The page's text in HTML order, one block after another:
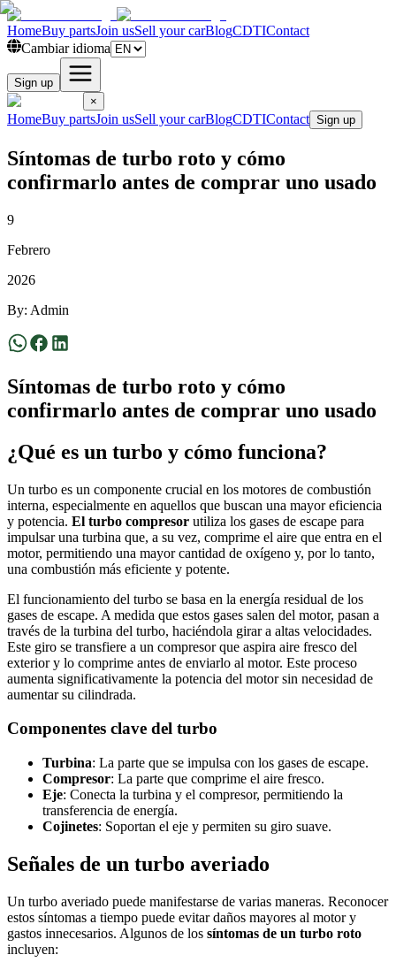
HomeBuy partsJoin usSell your carBlogCDTIContact
Cambiar idioma
Sign up
×
HomeBuy partsJoin usSell your carBlogCDTIContact Sign up
Síntomas de turbo roto y cómo
confirmarlo antes de comprar uno usado
9
Febrero
2026
By: Admin
Síntomas de turbo roto y cómo
confirmarlo antes de comprar uno usado
¿Qué es un turbo y cómo funciona?
Un turbo es un componente crucial en los motores de combustión
interna, especialmente en aquellos que buscan una mayor eficiencia
y potencia. El turbo compresor utiliza los gases de escape para
impulsar una turbina que, a su vez, comprime el aire que entra en el
motor, permitiendo una mayor cantidad de oxígeno y, por lo tanto,
una combustión más eficiente y potente.
El funcionamiento del turbo se basa en la energía residual de los
gases de escape. A medida que estos gases salen del motor, pasan a
través de la turbina del turbo, haciéndola girar a altas velocidades.
Este giro se transfiere a un compresor que aspira aire fresco del
exterior y lo comprime antes de enviarlo al motor. Este proceso
aumenta significativamente la potencia del motor sin necesidad de
aumentar su cilindrada.
Componentes clave del turbo
Turbina: La parte que se impulsa con los gases de escape.
Compresor: La parte que comprime el aire fresco.
Eje: Conecta la turbina y el compresor, permitiendo la
transferencia de energía.
Cojinetes: Soportan el eje y permiten su giro suave.
Señales de un turbo averiado
Un turbo averiado puede manifestarse de varias maneras. Reconocer
estos síntomas a tiempo puede evitar daños mayores al motor y
gastos innecesarios. Algunos de los síntomas de un turbo roto
incluyen: